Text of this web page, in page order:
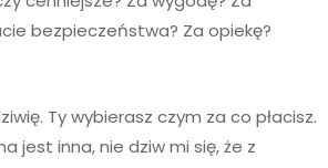
bezpieczeństwa? Za opiekę?
Ty wybierasz czym za co płacisz.
jest inna, nie dziw mi się, że z